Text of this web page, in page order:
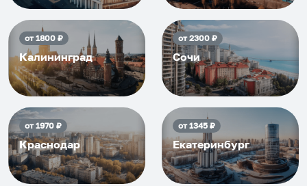
от1800₽
Калининград
от2300₽
Сочи
от1970₽
Краснодар
от1345₽
Екатеринбург